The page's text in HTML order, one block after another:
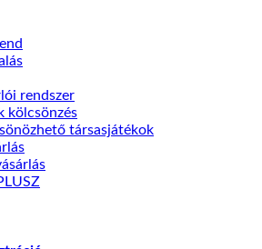
rendszer
kölcsönzés
társasjátékok